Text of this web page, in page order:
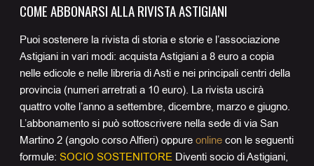
COME ABBONARSI ALLA RIVISTA ASTIGIANI
Puoi sostenere la rivista di storia e storie e l’associazione
Astigiani in vari modi: acquista Astigiani a 8 euro a copia
nelle edicole e nelle libreria di Asti e nei principali centri della
provincia (numeri arretrati a 10 euro). La rivista uscirà
quattro volte l’anno a settembre, dicembre, marzo e giugno.
L’abbonamento si può sottoscrivere nella sede di via San
Martino 2 (angolo corso Alfieri) oppureonline con le seguenti
formule:SOCIO SOSTENITORE Diventi socio di Astigiani,